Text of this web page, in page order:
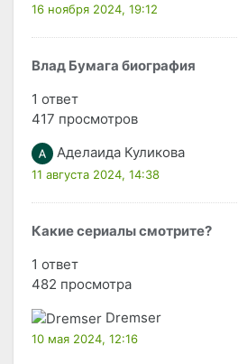
16 ноября 2024, 19:12
Влад Бумага биография
1 ответ
417 просмотров
Аделаида Куликова
11 августа 2024, 14:38
Какие сериалы смотрите?
1 ответ
482 просмотра
Dremser
10 мая 2024, 12:16